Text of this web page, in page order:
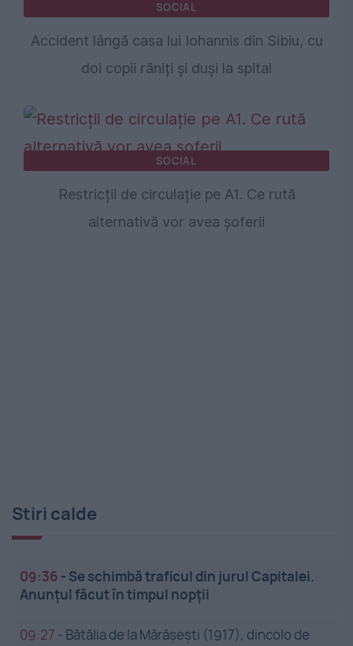
SOCIAL
Accident lângă casa lui Iohannis din Sibiu, cu
doi copii răniți și duși la spital
SOCIAL
Restricții de circulație pe A1. Ce rută
alternativă vor avea șoferii
Stiri calde
09:36 - Se schimbă traficul din jurul Capitalei.
Anunțul făcut în timpul nopții
09:27 - Bătălia de la Mărășești (1917), dincolo de